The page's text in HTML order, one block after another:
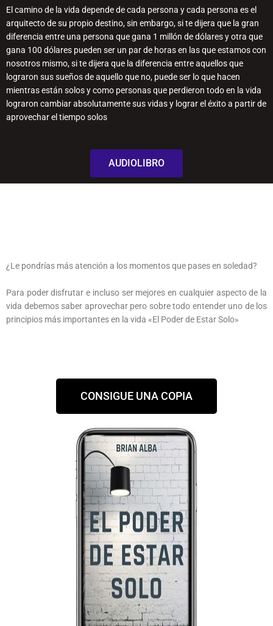
El camino de la vida depende de cada persona y cada persona es el
arquitecto de su propio destino, sin embargo, si te dijera que la gran
diferencia entre una persona que gana 1 millón de dólares y otra que
gana 100 dólares pueden ser un par de horas en las que estamos con
nosotros mismo, si te dijera que la diferencia entre aquellos que
lograron sus sueños de aquello que no, puede ser lo que hacen
mientras están solos y como personas que perdieron todo en la vida
lograron cambiar absolutamente sus vidas y lograr el éxito a partir de
aprovechar el tiempo solos
AUDIOLIBRO
¿Le pondrías más atención a los momentos que pases en soledad?
Para poder disfrutar e incluso ser mejores en cualquier aspecto de la
vida debemos saber aprovechar pero sobre todo entender uno de los
principios más importantes en la vida «El Poder de Estar Solo»
CONSIGUE UNA COPIA